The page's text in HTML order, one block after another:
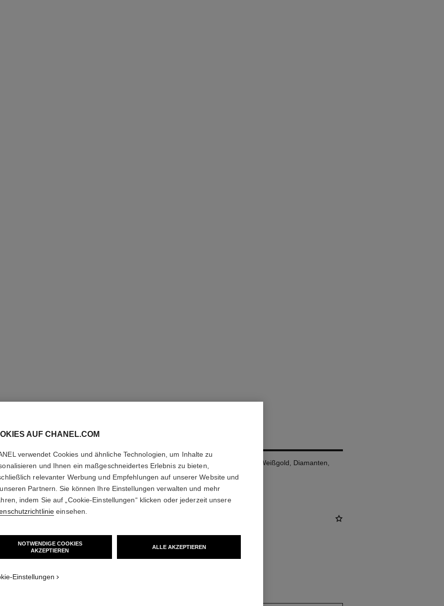
Mittelgroßes Modell, 18 Karat Weißgold, Diamanten,
weiße Keramik
Ref. J2643
variante(2)
AUF CHANEL.COM
verwendet Cookies und ähnliche Technologien, um Inhalte zu
und Ihnen ein maßgeschneidertes Erlebnis zu bieten,
relevanter Werbung und Empfehlungen auf unserer Website und
Partnern. Sie können Ihre Einstellungen verwalten und mehr
indem Sie auf „Cookie-Einstellungen“ klicken oder jederzeit unsere
einsehen.
NOTWENDIGE COOKIES
AKZEPTIEREN​
ALLE AKZEPTIEREN
Einstellungen